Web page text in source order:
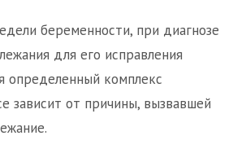
беременности, при диагнозе
для его исправления
определенный комплекс
зависит от причины, вызвавшей